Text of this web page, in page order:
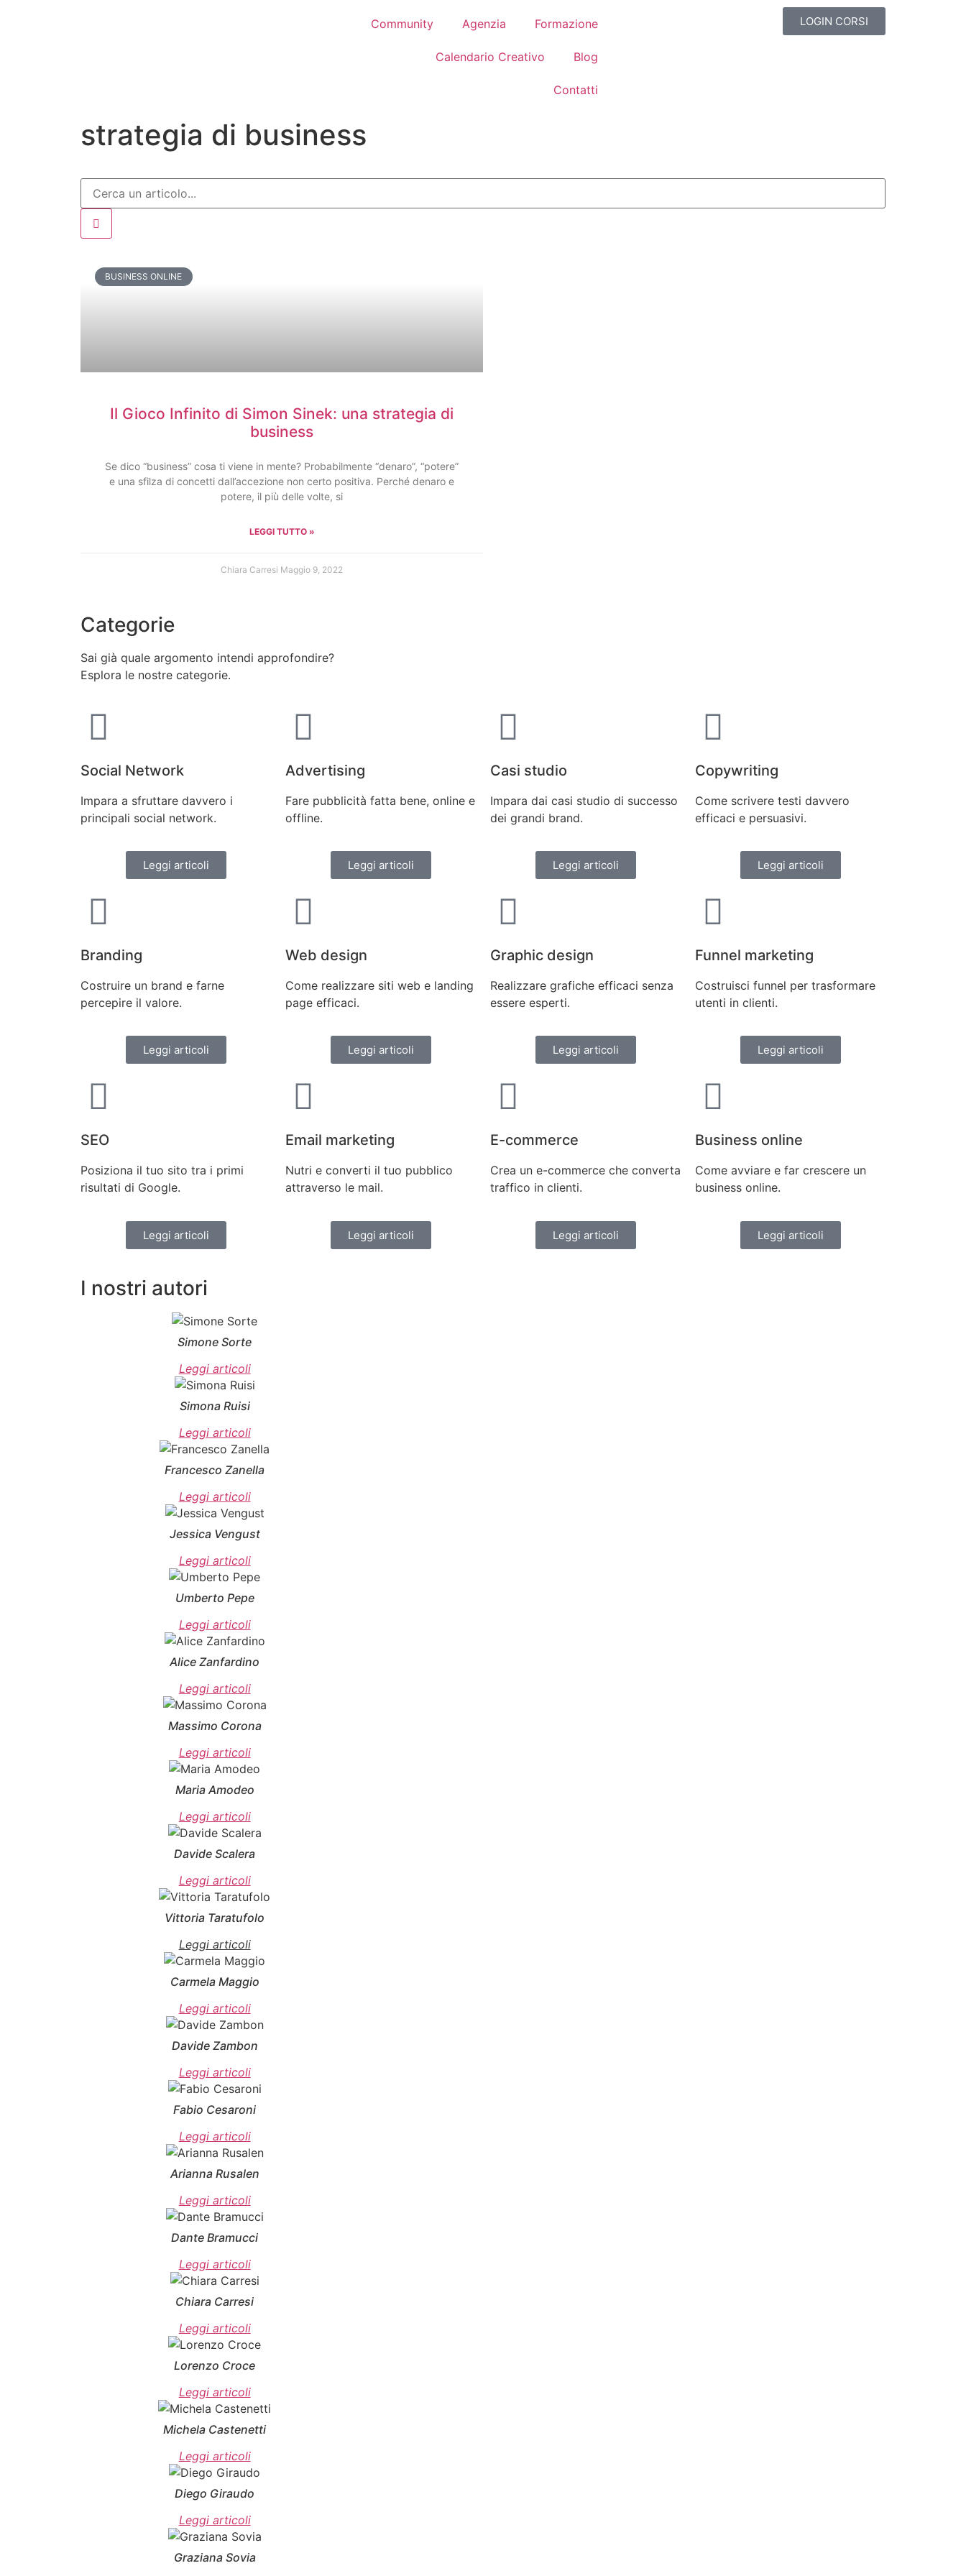
Community Agenzia Formazione
Calendario Creativo Blog
Contatti
LOGIN CORSI
strategia di business
BUSINESS ONLINE
Il Gioco Infinito di Simon Sinek: una strategia di
business
Se dico “business” cosa ti viene in mente? Probabilmente “denaro”, “potere”
e una sfilza di concetti dall’accezione non certo positiva. Perché denaro e
potere, il più delle volte, si
LEGGI TUTTO »
Chiara Carresi Maggio 9, 2022
Categorie
Sai già quale argomento intendi approfondire?
Esplora le nostre categorie.
Social Network
Impara a sfruttare davvero i
principali social network.
Leggi articoli
Advertising
Fare pubblicità fatta bene, online e
offline.
Leggi articoli
Casi studio
Impara dai casi studio di successo
dei grandi brand.
Leggi articoli
Copywriting
Come scrivere testi davvero
efficaci e persuasivi.
Leggi articoli
Branding
Costruire un brand e farne
percepire il valore.
Leggi articoli
Web design
Come realizzare siti web e landing
page efficaci.
Leggi articoli
Graphic design
Realizzare grafiche efficaci senza
essere esperti.
Leggi articoli
Funnel marketing
Costruisci funnel per trasformare
utenti in clienti.
Leggi articoli
SEO
Posiziona il tuo sito tra i primi
risultati di Google.
Leggi articoli
Email marketing
Nutri e converti il tuo pubblico
attraverso le mail.
Leggi articoli
E-commerce
Crea un e-commerce che converta
traffico in clienti.
Leggi articoli
Business online
Come avviare e far crescere un
business online.
Leggi articoli
I nostri autori
Simone Sorte
Leggi articoli
Simona Ruisi
Leggi articoli
Francesco Zanella
Leggi articoli
Jessica Vengust
Leggi articoli
Umberto Pepe
Leggi articoli
Alice Zanfardino
Leggi articoli
Massimo Corona
Leggi articoli
Maria Amodeo
Leggi articoli
Davide Scalera
Leggi articoli
Vittoria Taratufolo
Leggi articoli
Carmela Maggio
Leggi articoli
Davide Zambon
Leggi articoli
Fabio Cesaroni
Leggi articoli
Arianna Rusalen
Leggi articoli
Dante Bramucci
Leggi articoli
Chiara Carresi
Leggi articoli
Lorenzo Croce
Leggi articoli
Michela Castenetti
Leggi articoli
Diego Giraudo
Leggi articoli
Graziana Sovia